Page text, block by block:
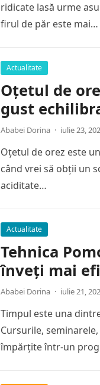
ridicate lasă urme
firul de păr este mai…
Actualitate
Oțetul de
gust
Ababei Dorina · iulie 23,
Oțetul de orez este
când vrei să obții un
aciditate…
Actualitate
Tehnica
înveți mai
Ababei Dorina · iulie 21,
Timpul este una
Cursurile,
împărțite într-un